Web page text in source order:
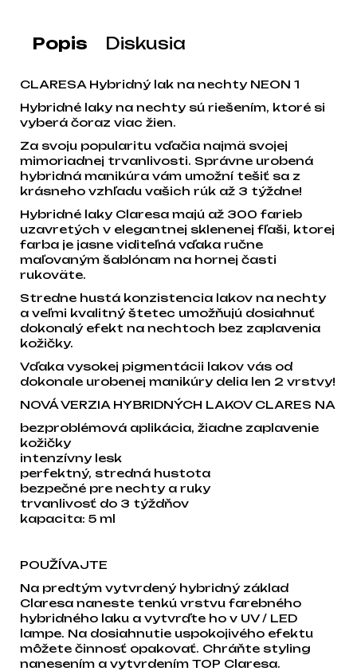
Popis Diskusia
CLARESA Hybridný lak na nechty NEON 1
Hybridné laky na nechty sú riešením, ktoré si
vyberá čoraz viac žien.
Za svoju popularitu vďačia najmä svojej
mimoriadnej trvanlivosti. Správne urobená
hybridná manikúra vám umožní tešiť sa z
krásneho vzhľadu vašich rúk až 3 týždne!
Hybridné laky Claresa majú až 300 farieb
uzavretých v elegantnej sklenenej fľaši, ktorej
farba je jasne viditeľná vďaka ručne
maľovaným šablónam na hornej časti
rukoväte.
Stredne hustá konzistencia lakov na nechty
a veľmi kvalitný štetec umožňujú dosiahnuť
dokonalý efekt na nechtoch bez zaplavenia
kožičky.
Vďaka vysokej pigmentácii lakov vás od
dokonale urobenej manikúry delia len 2 vrstvy!
NOVÁ VERZIA HYBRIDNÝCH LAKOV CLARES NA
bezproblémová aplikácia, žiadne zaplavenie
kožičky
intenzívny lesk
perfektný, stredná hustota
bezpečné pre nechty a ruky
trvanlivosť do 3 týždňov
kapacita: 5 ml
POUŽÍVAJTE
Na predtým vytvrdený hybridný základ
Claresa naneste tenkú vrstvu farebného
hybridného laku a vytvrďte ho v UV / LED
lampe. Na dosiahnutie uspokojivého efektu
môžete činnosť opakovať. Chráňte styling
nanesením a vytvrdením TOP Claresa.